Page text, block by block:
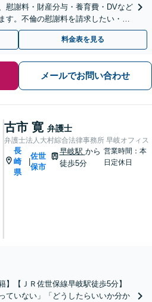
慰謝料・財産分与・養育費・DVなど
。不倫の慰謝料を請求したい・請
気軽にご相談ください。
料金表を見る
メールでお問い合わせ
古市 寛 弁護士
弁護士法人大村綜合法律事務所 早岐オフィス
長
崎
県
佐世
保市
早岐駅 から
徒歩5分
営業時間：本
日定休日
】【ＪＲ佐世保線早岐駅徒歩5分】
ていない」「どうしたらいいか分か